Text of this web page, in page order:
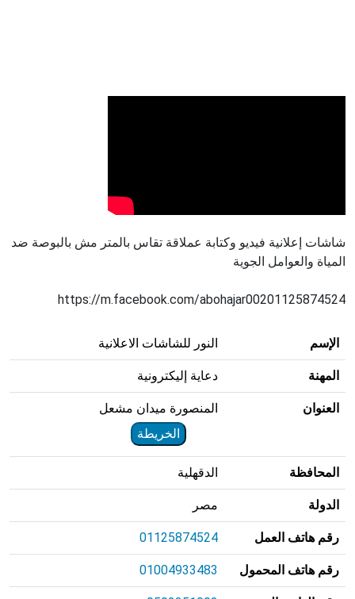
شاشات إعلانية فيديو وكتابة عملاقة تقاس بالمتر مش بالبوصة ضد
المياة والعوامل الجوية
https://m.facebook.com/abohajar00201125874524
الإسم النور للشاشات الاعلانية
المهنة دعاية إليكترونية
العنوان
المنصورة ميدان مشعل
الخريطة
المحافظة الدقهلية
الدولة مصر
رقم هاتف العمل 01125874524
رقم هاتف المحمول 01004933483